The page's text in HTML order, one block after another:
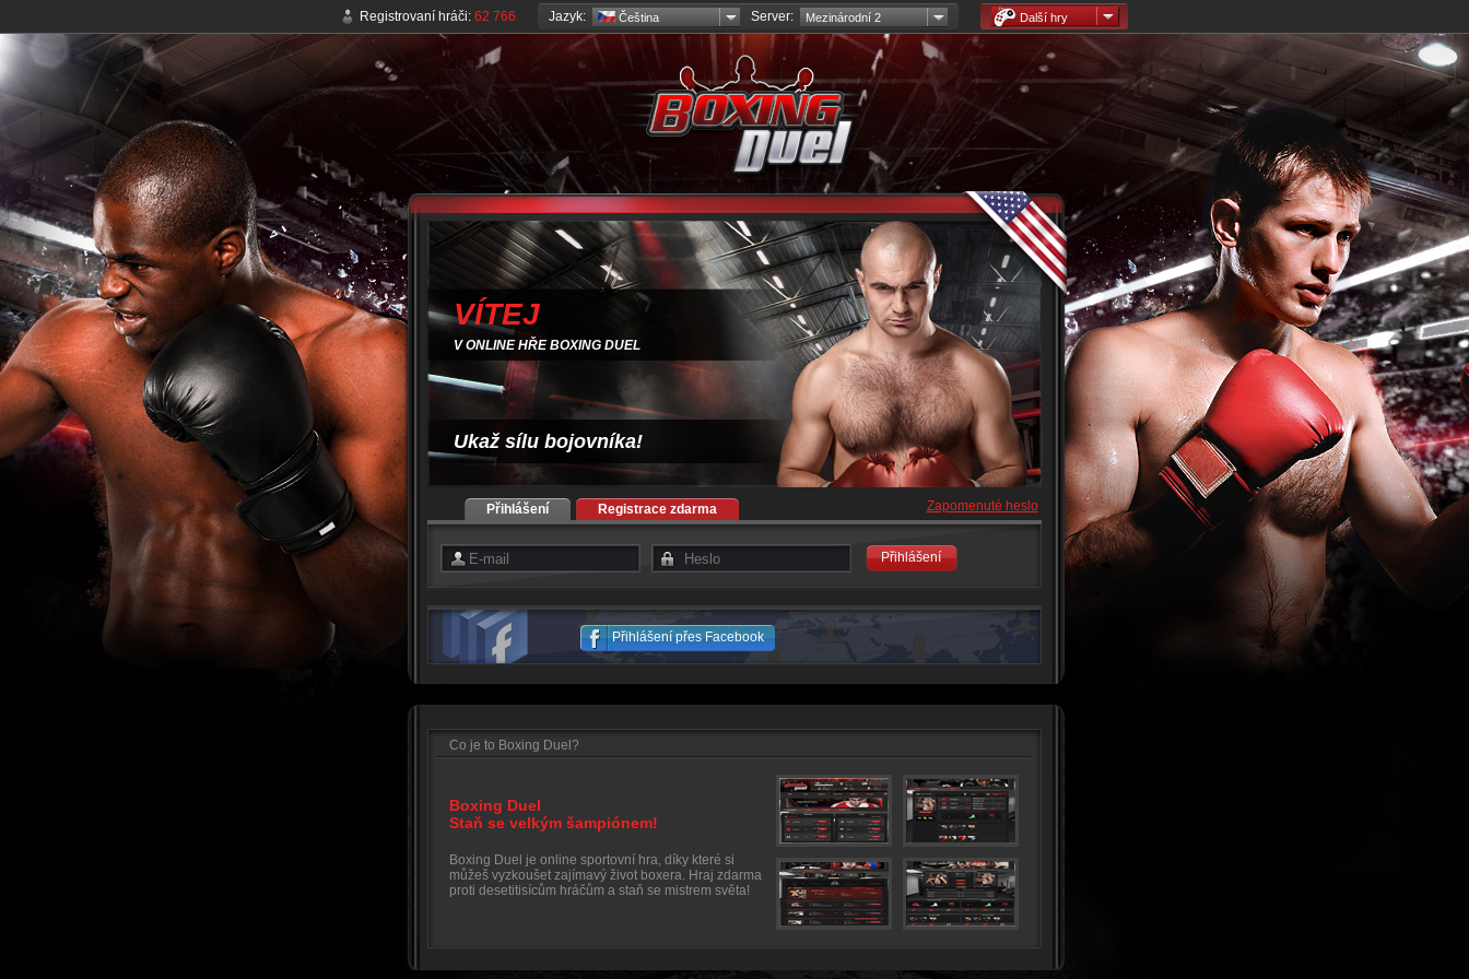
Registrovaní hráči: 62 766 Jazyk: Čeština Server: Mezinárodní 2 Další hry
VÍTEJ
V ONLINE HŘE BOXING DUEL
Ukaž sílu bojovníka!
Přihlášení Registrace zdarma Zapomenuté heslo
Přihlášení
Přihlášení přes Facebook
Co je to Boxing Duel?
Boxing Duel
Staň se velkým šampiónem!
Boxing Duel je online sportovní hra, díky které si
můžeš vyzkoušet zajímavý život boxera. Hraj zdarma
proti desetitisícům hráčům a staň se mistrem světa!